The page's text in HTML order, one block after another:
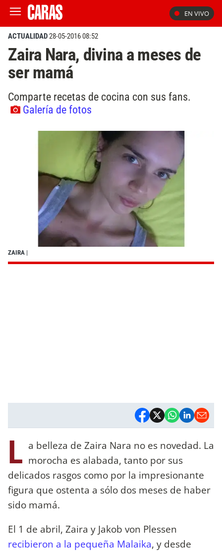
EN VIVO
ACTUALIDAD28-05-2016 08:52
Zaira Nara, divina a meses de
ser mamá
Comparte recetas de cocina con sus fans.
Galería de fotos
ZAIRA |
L a belleza de Zaira Nara no es novedad. La
morocha es alabada, tanto por sus
delicados rasgos como por la impresionante
figura que ostenta a sólo dos meses de haber
sido mamá.
El 1 de abril, Zaira y Jakob von Plessen
recibieron a la pequeña Malaika, y desde